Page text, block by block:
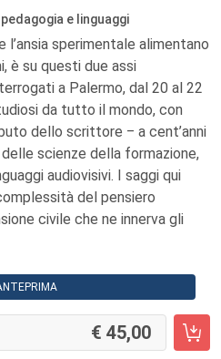
e linguaggi
l’ansia sperimentale alimentano
è su questi due assi
a Palermo, dal 20 al 22
da tutto il mondo, con
dello scrittore ‒ a cent’anni
scienze della formazione,
audiovisivi. I saggi qui
del pensiero
civile che ne innerva gli
45,00